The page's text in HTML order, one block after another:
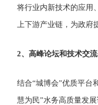
将行业内新技术的应用
上下游产业链，为政府
2、高峰论坛和技术交
结合“城博会”优质平台
慧为民”水务高质量发